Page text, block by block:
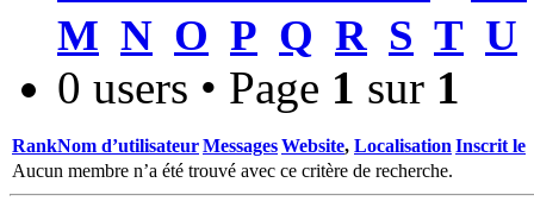
M N O P Q R S T U
0 users • Page 1 sur 1
RankNom d’utilisateurMessagesWebsite, Localisation Inscrit le
Aucun membre n’a été trouvé avec ce critère de recherche.